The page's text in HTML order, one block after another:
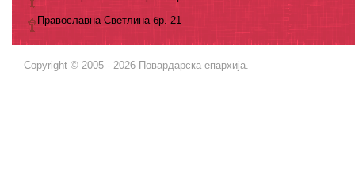
Православна Светлина бр. 21
Copyright © 2005 - 2026 Повардарска епархија.